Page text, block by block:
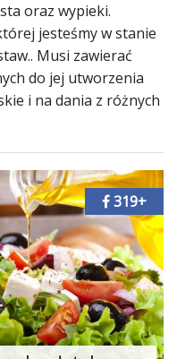
oraz wypieki.
jesteśmy w stanie
Musi zawierać
do jej utworzenia
i na dania z różnych
319+